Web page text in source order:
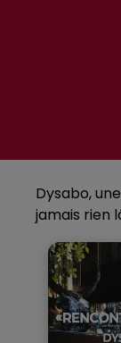
Dysabo,
jamais rien